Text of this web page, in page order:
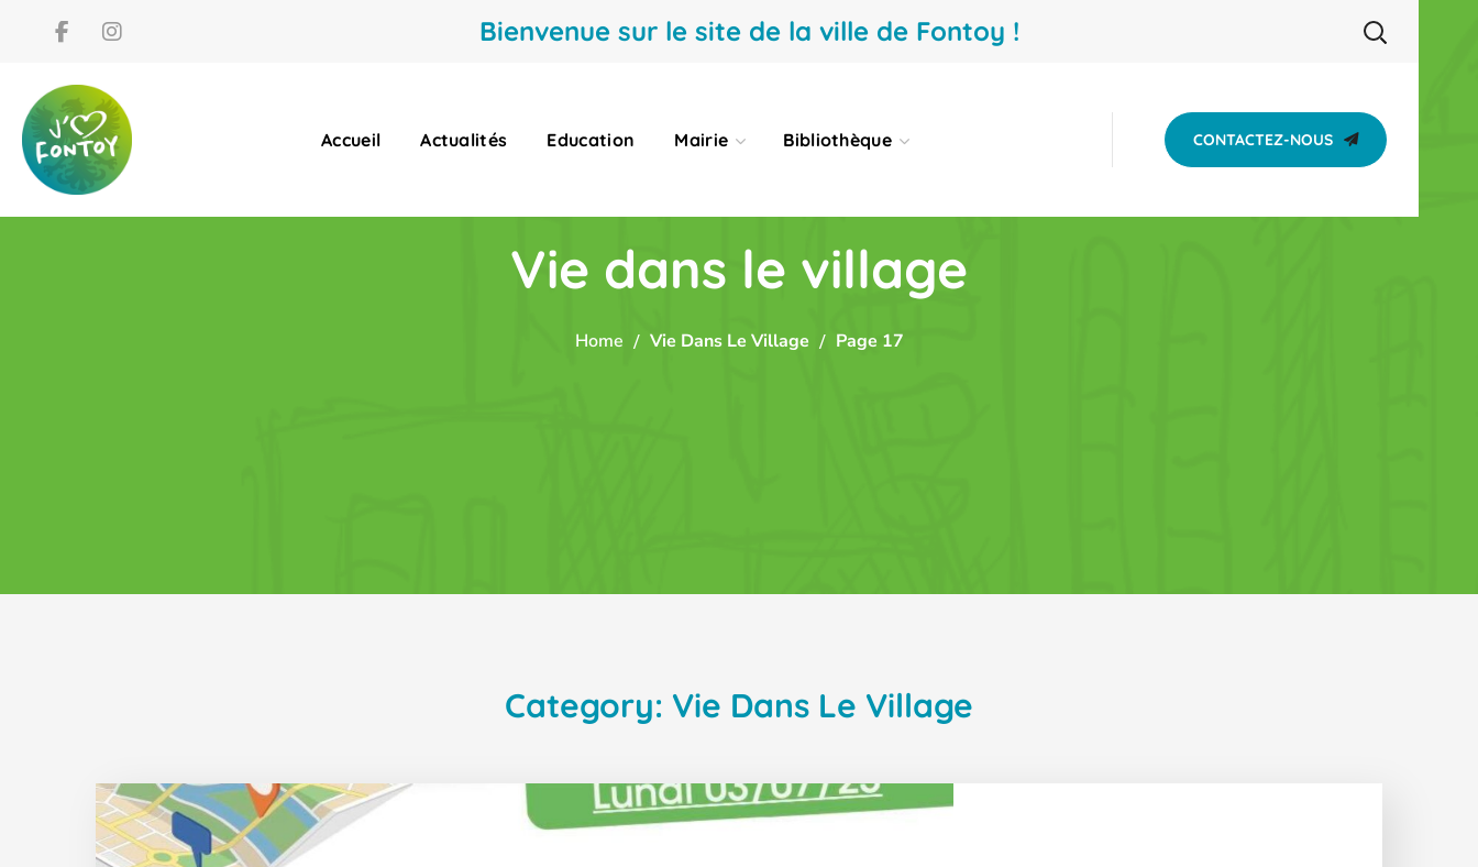
Bienvenue sur le site de la ville de Fontoy !
Accueil Actualités Education Mairie Bibliothèque CONTACTEZ-NOUS
Vie dans le village
Home Vie Dans Le Village Page 17
Category: Vie Dans Le Village